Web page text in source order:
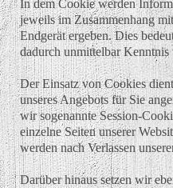
In dem Cookie werden
jeweils im Zusammenhang
Endgerät ergeben. Dies
dadurch unmittelbar
Der Einsatz von Cookies
unseres Angebots für Sie
wir sogenannte Session-
einzelne Seiten unserer
werden nach Verlassen
Darüber hinaus setzen wir